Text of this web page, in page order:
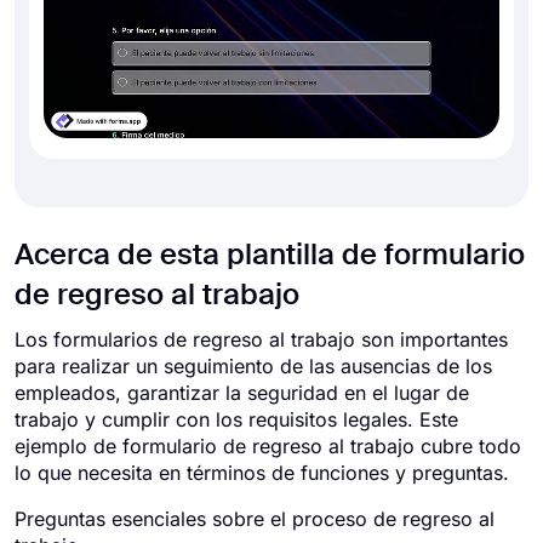
Acerca de esta plantilla de formulario
de regreso al trabajo
Los formularios de regreso al trabajo son importantes
para realizar un seguimiento de las ausencias de los
empleados, garantizar la seguridad en el lugar de
trabajo y cumplir con los requisitos legales. Este
ejemplo de formulario de regreso al trabajo cubre todo
lo que necesita en términos de funciones y preguntas.
Preguntas esenciales sobre el proceso de regreso al